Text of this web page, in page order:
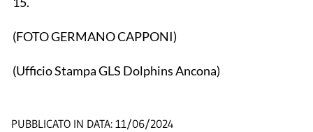
(FOTO GERMANO CAPPONI)
(Ufficio Stampa GLS Dolphins Ancona)
PUBBLICATO IN DATA: 11/06/2024